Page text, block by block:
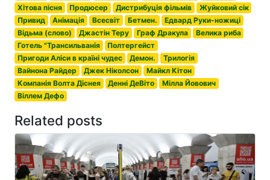
Хітова пісня
Продюсер Дистрибуція фільмів
Жуйковий сік
Привид
Анімація Всесвіт Бетмен.
Едвард Руки-ножиці
Відьма (слово)
Джастін Теру Граф Дракула
Велика риба
Готель "Трансильванія
Полтергейст
Пригоди Аліси в країні чудес
Демон.
Трилогія
Вайнона Райдер
Джек Ніколсон
Майкл Кітон
Компанія Волта Діснея
Денні ДеВіто
Мілла Йовович
Віллем Дефо
Related posts